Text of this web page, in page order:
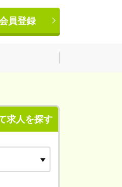
員登録
求人を探す